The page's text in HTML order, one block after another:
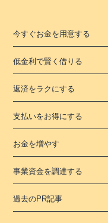
今すぐお金を用意する
低金利で賢く借りる
返済をラクにする
支払いをお得にする
お金を増やす
事業資金を調達する
過去のPR記事